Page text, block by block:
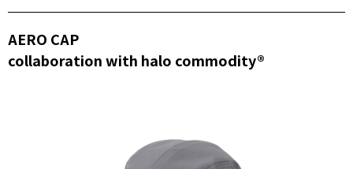
トートバッグ
アクセサリー
その他
休日
¥20,000 - ¥29,999
¥30,000 - ¥39,999
AERO CAP
collaboration with halo commodity®